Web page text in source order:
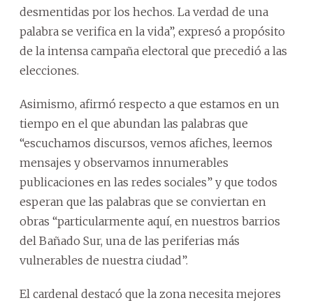
desmentidas por los hechos. La verdad de una
palabra se verifica en la vida”, expresó a propósito
de la intensa campaña electoral que precedió a las
elecciones.
Asimismo, afirmó respecto a que estamos en un
tiempo en el que abundan las palabras que
“escuchamos discursos, vemos afiches, leemos
mensajes y observamos innumerables
publicaciones en las redes sociales” y que todos
esperan que las palabras que se conviertan en
obras “particularmente aquí, en nuestros barrios
del Bañado Sur, una de las periferias más
vulnerables de nuestra ciudad”.
El cardenal destacó que la zona necesita mejores